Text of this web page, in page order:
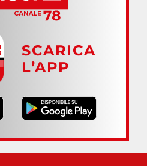
SCARICA
L’APP